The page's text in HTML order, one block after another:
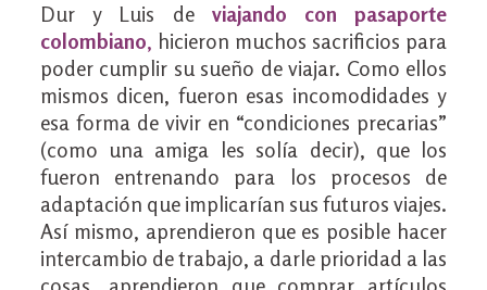
Dur y Luis de viajando con pasaporte
colombiano, hicieron muchos sacrificios para
poder cumplir su sueño de viajar. Como ellos
mismos dicen, fueron esas incomodidades y
esa forma de vivir en “condiciones precarias”
(como una amiga les solía decir), que los
fueron entrenando para los procesos de
adaptación que implicarían sus futuros viajes.
Así mismo, aprendieron que es posible hacer
intercambio de trabajo, a darle prioridad a las